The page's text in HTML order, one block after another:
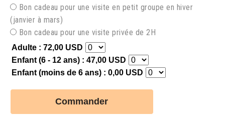
Bon cadeau pour une visite en petit groupe en hiver
(janvier à mars)
Bon cadeau pour une visite privée de 2H